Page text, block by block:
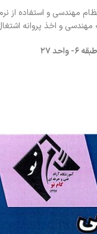
مهندسی و استفاده از
و اخذ پروانه اشتغال
۶- واحد۲۷